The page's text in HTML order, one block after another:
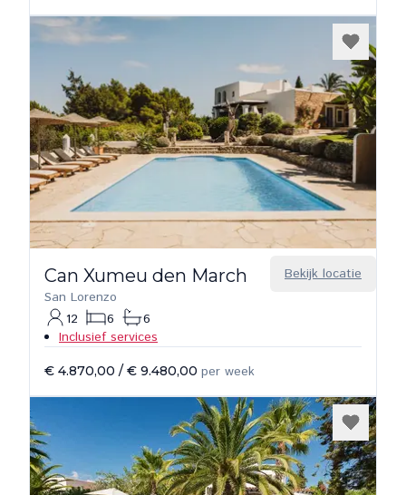
Bekijk locatie
Can Xumeu den March
San Lorenzo
12
6
6
Inclusief services
€ 4.870,00 / € 9.480,00 per week